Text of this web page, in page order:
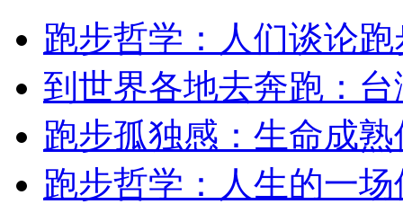
跑步哲学：人们谈论
到世界各地去奔跑：
跑步孤独感：生命成
跑步哲学：人生的一